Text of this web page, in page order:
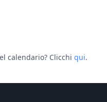
calendario? Clicchi qui.